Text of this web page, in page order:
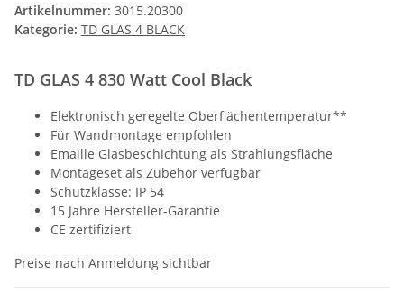
Artikelnummer: 3015.20300
Kategorie: TD GLAS 4 BLACK
TD GLAS 4 830 Watt Cool Black
Elektronisch geregelte Oberflächentemperatur**
Für Wandmontage empfohlen
Emaille Glasbeschichtung als Strahlungsfläche
Montageset als Zubehör verfügbar
Schutzklasse: IP 54
15 Jahre Hersteller-Garantie
CE zertifiziert
Preise nach Anmeldung sichtbar